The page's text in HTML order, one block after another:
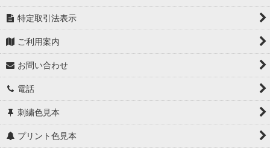
特定取引法表示
ご利用案内
お問い合わせ
電話
刺繍色見本
プリント色見本